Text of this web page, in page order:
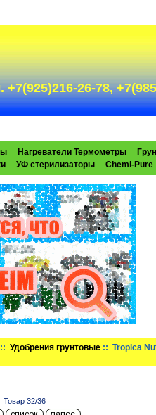
+7(925)216-26-78,
Нагреватели Термометры
УФ стерилизаторы Chemi-Pure
::Удобрения грунтовые :: Tropica
Товар 32/36